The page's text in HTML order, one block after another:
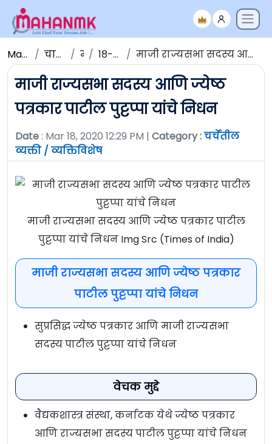
Maha NMK चालू घडामोडी मार्च १८-मार्च-२०२० माजी राज्यसभा सदस्य आणि ज्येष्ठ पत्रकार पाटील पुट्टप्पा यांचे निधन
माजी राज्यसभा सदस्य आणि ज्येष्ठ
पत्रकार पाटील पुट्टप्पा यांचे निधन
Date: Mar 18, 2020 12:29 PM | Category :चर्चेतील
व्यक्ती / व्यक्तिविशेष
माजी राज्यसभा सदस्य आणि ज्येष्ठ पत्रकार पाटील
पुट्टप्पा यांचे निधन Img Src (Times of India)
माजी राज्यसभा सदस्य आणि ज्येष्ठ पत्रकार
पाटील पुट्टप्पा यांचे निधन
सुप्रसिद्ध ज्येष्ठ पत्रकार आणि माजी राज्यसभा
सदस्य पाटील पुट्टप्पा यांचे निधन
वेचक मुद्दे
वैद्यकशास्त्र संस्था, कर्नाटक येथे ज्येष्ठ पत्रकार
आणि राज्यसभा सदस्य पाटील पुट्टप्पा यांचे निधन